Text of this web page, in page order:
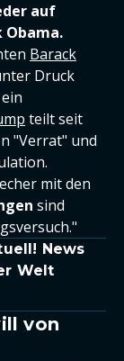
auf
Obama.
Barack
Druck
ein
teilt seit
"Verrat" und
mit den
sind
News
Welt
von